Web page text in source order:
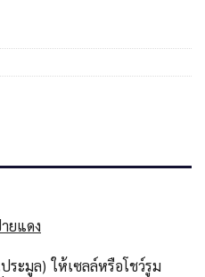
ยแดง
ระมูล) ให้เซลล์หรือโชว์รูม